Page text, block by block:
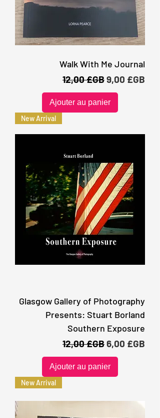
Walk With Me Journal
Prix original
12,00 £GBPrix
9,00 £GB
Ajouter au panier
New Arrival
Glasgow Gallery of Photography
Presents: Stuart Borland
Southern Exposure
Prix original
12,00 £GBPrix
6,00 £GB
Ajouter au panier
New Arrival